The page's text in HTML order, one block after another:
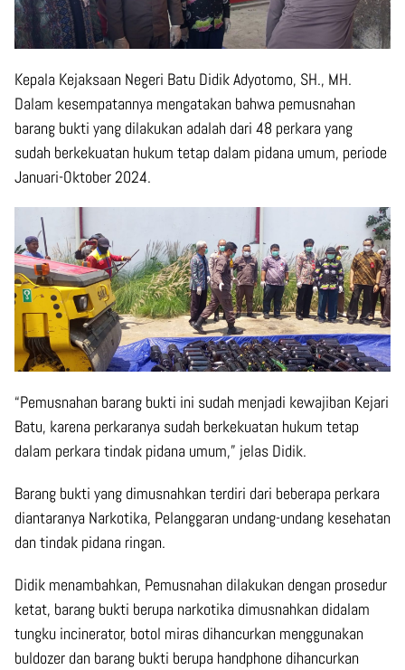
Kepala Kejaksaan Negeri Batu Didik Adyotomo, SH., MH.
Dalam kesempatannya mengatakan bahwa pemusnahan
barang bukti yang dilakukan adalah dari 48 perkara yang
sudah berkekuatan hukum tetap dalam pidana umum, periode
Januari-Oktober 2024.
“Pemusnahan barang bukti ini sudah menjadi kewajiban Kejari
Batu, karena perkaranya sudah berkekuatan hukum tetap
dalam perkara tindak pidana umum,” jelas Didik.
Barang bukti yang dimusnahkan terdiri dari beberapa perkara
diantaranya Narkotika, Pelanggaran undang-undang kesehatan
dan tindak pidana ringan.
Didik menambahkan, Pemusnahan dilakukan dengan prosedur
ketat, barang bukti berupa narkotika dimusnahkan didalam
tungku incinerator, botol miras dihancurkan menggunakan
buldozer dan barang bukti berupa handphone dihancurkan